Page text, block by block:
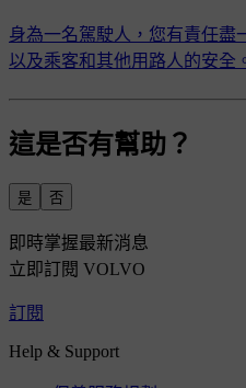
身為一名駕駛人，您有責任盡
以及乘客和其他用路人的安全
這是否有幫助？
是 否